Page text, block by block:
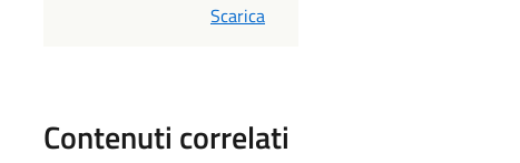
PDF
Scarica
Contenuti correlati